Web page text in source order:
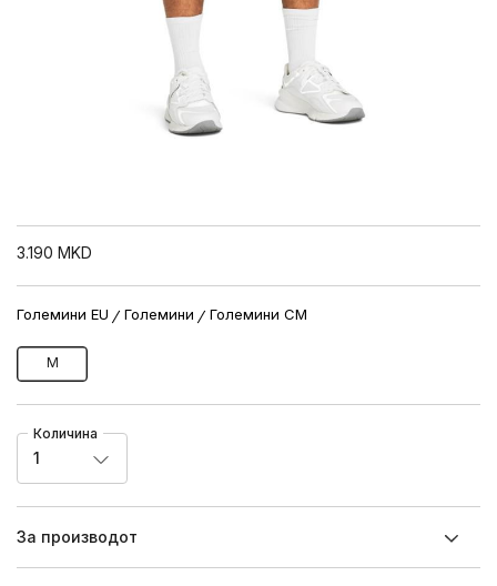
3.190 MKD
Големини EU Големини Големини CM
M
Количина
1
За производот